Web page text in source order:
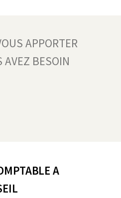
APPORTER
AVEZ BESOIN
A